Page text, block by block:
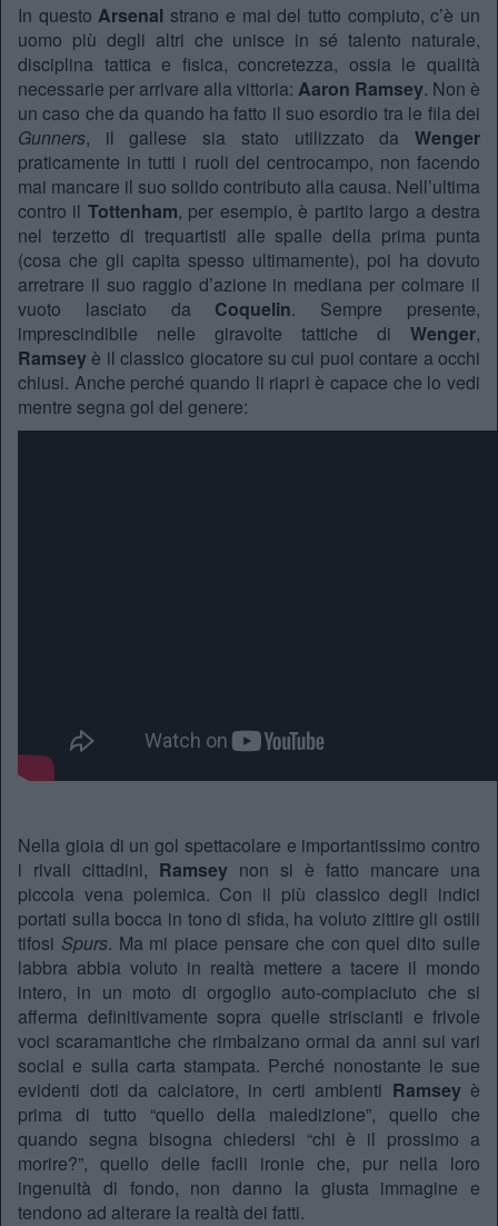
In questo Arsenal strano e mai del tutto compiuto, c’è un
uomo più degli altri che unisce in sé talento naturale,
disciplina tattica e fisica, concretezza, ossia le qualità
necessarie per arrivare alla vittoria: Aaron Ramsey. Non è
un caso che da quando ha fatto il suo esordio tra le fila dei
Gunners, il gallese sia stato utilizzato da Wenger
praticamente in tutti i ruoli del centrocampo, non facendo
mai mancare il suo solido contributo alla causa. Nell’ultima
contro il Tottenham, per esempio, è partito largo a destra
nel terzetto di trequartisti alle spalle della prima punta
(cosa che gli capita spesso ultimamente), poi ha dovuto
arretrare il suo raggio d’azione in mediana per colmare il
vuoto lasciato da Coquelin. Sempre presente,
imprescindibile nelle giravolte tattiche di Wenger,
Ramsey è il classico giocatore su cui puoi contare a occhi
chiusi. Anche perché quando li riapri è capace che lo vedi
mentre segna gol del genere:
Nella gioia di un gol spettacolare e importantissimo contro
i rivali cittadini, Ramsey non si è fatto mancare una
piccola vena polemica. Con il più classico degli indici
portati sulla bocca in tono di sfida, ha voluto zittire gli ostili
tifosi Spurs. Ma mi piace pensare che con quel dito sulle
labbra abbia voluto in realtà mettere a tacere il mondo
intero, in un moto di orgoglio auto-compiaciuto che si
afferma definitivamente sopra quelle striscianti e frivole
voci scaramantiche che rimbalzano ormai da anni sui vari
social e sulla carta stampata. Perché nonostante le sue
evidenti doti da calciatore, in certi ambienti Ramseyè
prima di tutto “quello della maledizione”, quello che
quando segna bisogna chiedersi “chi è il prossimo a
morire?”, quello delle facili ironie che, pur nella loro
ingenuità di fondo, non danno la giusta immagine e
tendono ad alterare la realtà dei fatti.